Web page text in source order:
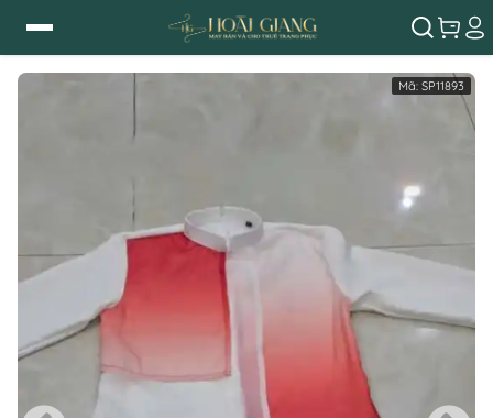
Mã: SP11893